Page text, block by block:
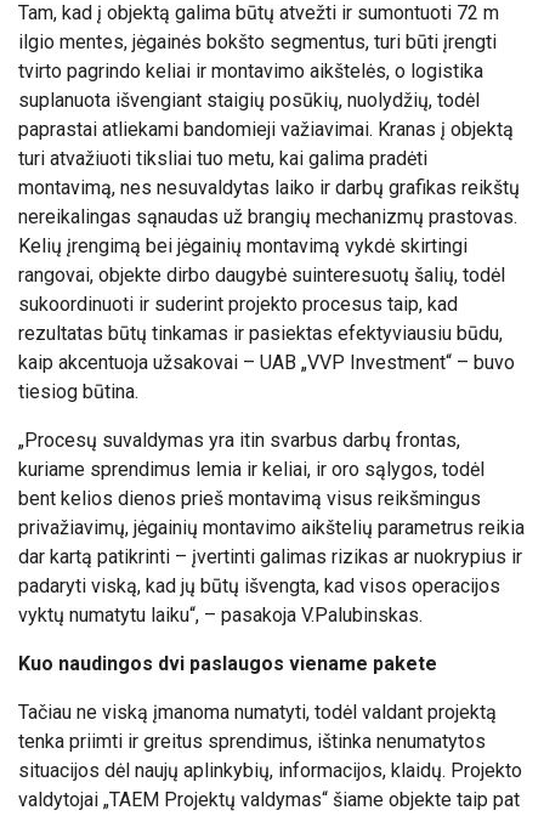
Tam, kad į objektą galima būtų atvežti ir sumontuoti 72 m
ilgio mentes, jėgainės bokšto segmentus, turi būti įrengti
tvirto pagrindo keliai ir montavimo aikštelės, o logistika
suplanuota išvengiant staigių posūkių, nuolydžių, todėl
paprastai atliekami bandomieji važiavimai. Kranas į objektą
turi atvažiuoti tiksliai tuo metu, kai galima pradėti
montavimą, nes nesuvaldytas laiko ir darbų grafikas reikštų
nereikalingas sąnaudas už brangių mechanizmų prastovas.
Kelių įrengimą bei jėgainių montavimą vykdė skirtingi
rangovai, objekte dirbo daugybė suinteresuotų šalių, todėl
sukoordinuoti ir suderint projekto procesus taip, kad
rezultatas būtų tinkamas ir pasiektas efektyviausiu būdu,
kaip akcentuoja užsakovai – UAB „VVP Investment“ – buvo
tiesiog būtina.
„Procesų suvaldymas yra itin svarbus darbų frontas,
kuriame sprendimus lemia ir keliai, ir oro sąlygos, todėl
bent kelios dienos prieš montavimą visus reikšmingus
privažiavimų, jėgainių montavimo aikštelių parametrus reikia
dar kartą patikrinti – įvertinti galimas rizikas ar nuokrypius ir
padaryti viską, kad jų būtų išvengta, kad visos operacijos
vyktų numatytu laiku“, – pasakoja V.Palubinskas.
Kuo naudingos dvi paslaugos viename pakete
Tačiau ne viską įmanoma numatyti, todėl valdant projektą
tenka priimti ir greitus sprendimus, ištinka nenumatytos
situacijos dėl naujų aplinkybių, informacijos, klaidų. Projekto
valdytojai „TAEM Projektų valdymas“ šiame objekte taip pat